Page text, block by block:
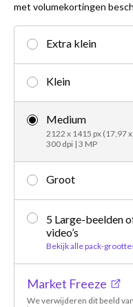
met volumekortingen
Extra klein
Klein
Medium
2122 x 1415 px (17,97
300 dpi | 3 MP
Groot
5 Large-beelden
video’s
Bekijk alle pack-
Market Freeze
We verwijderen dit beeld